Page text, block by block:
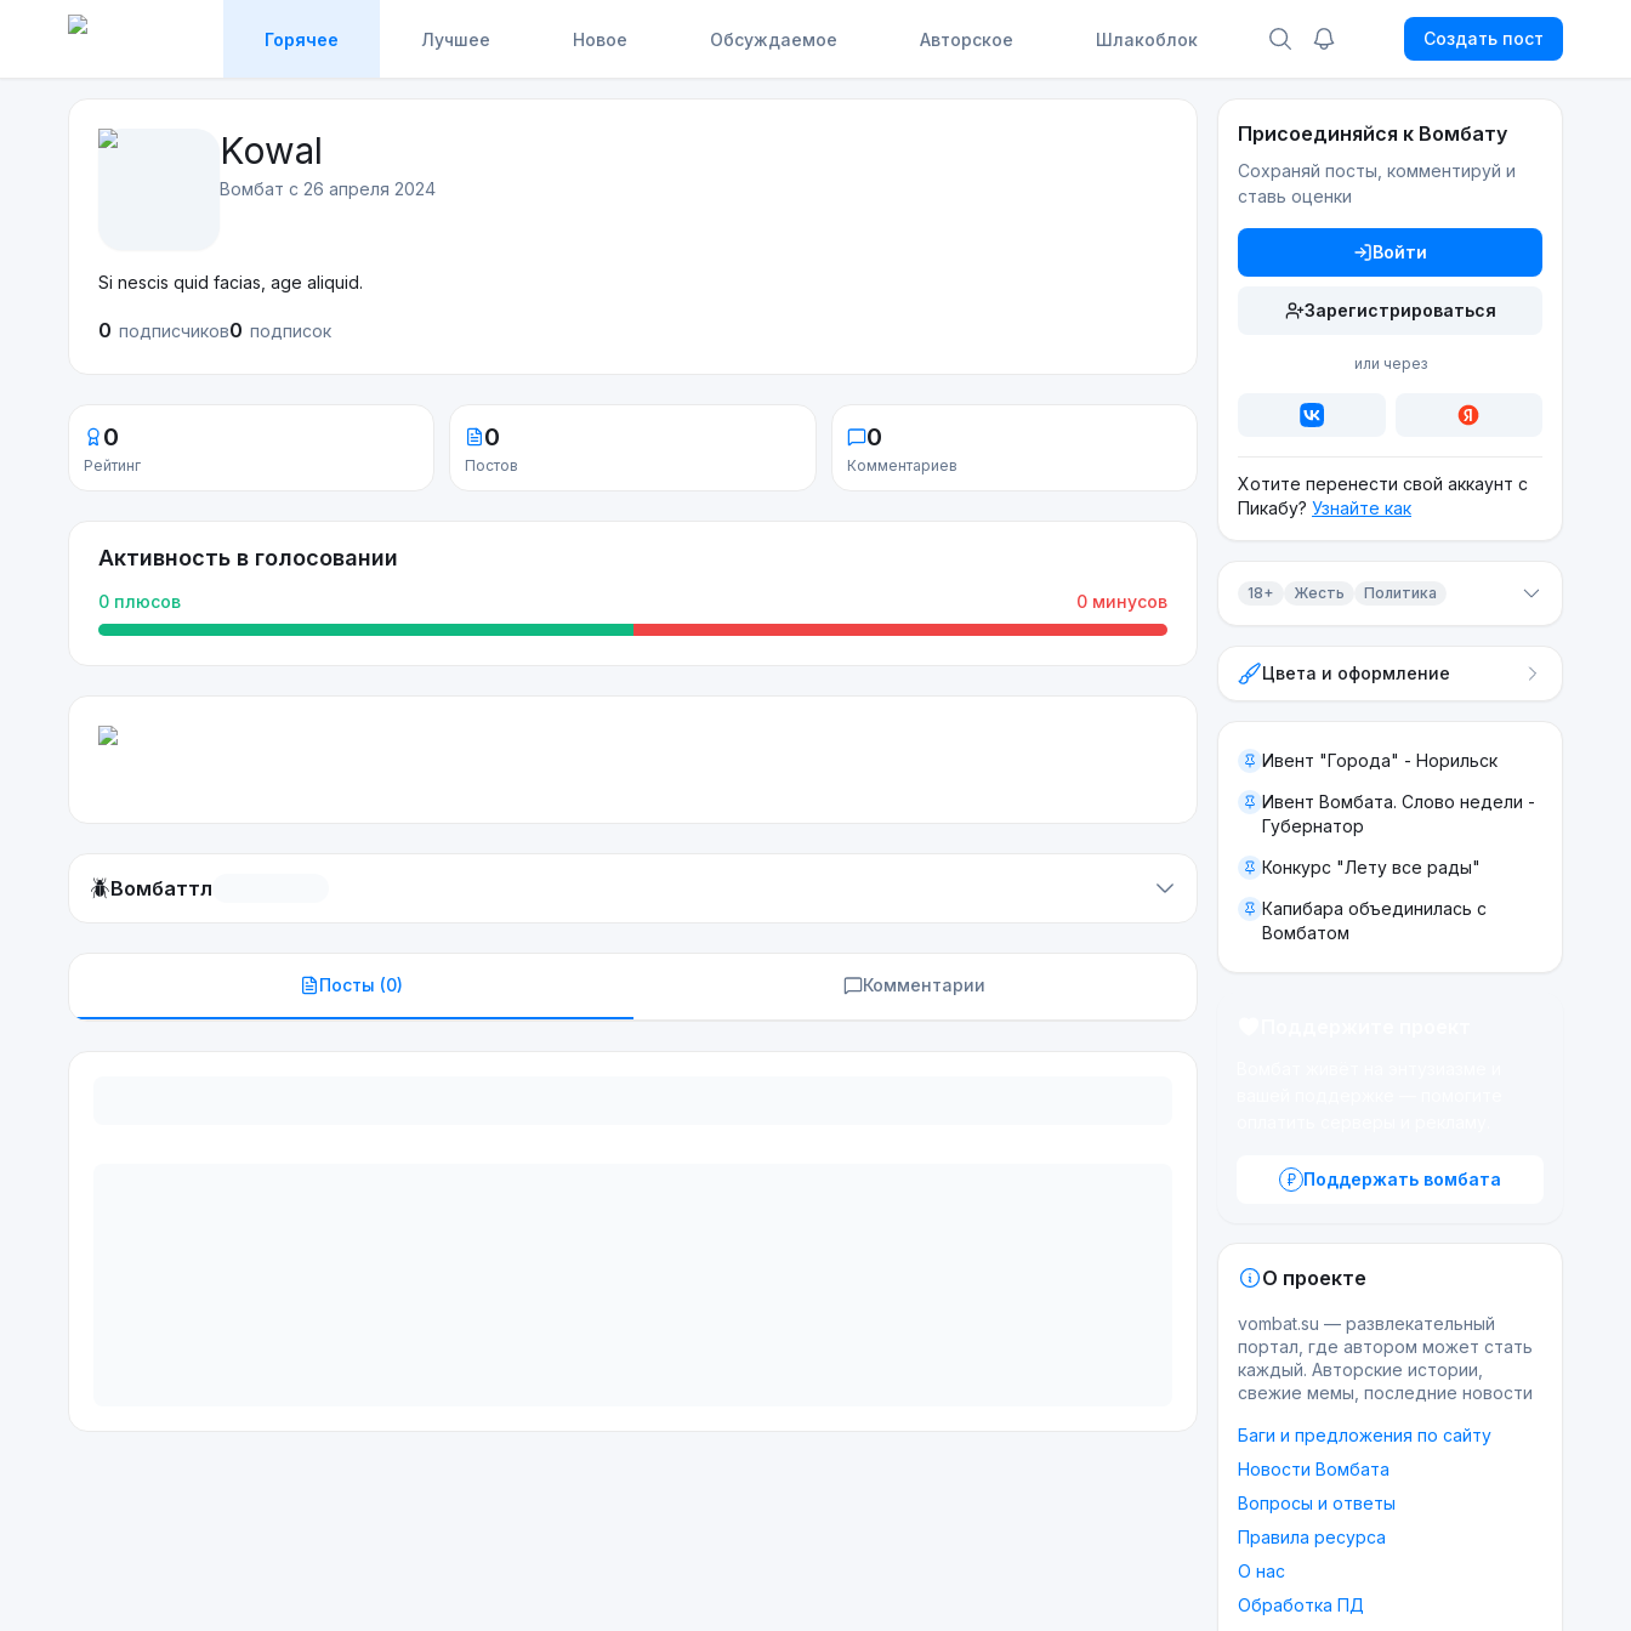
Горячее Лучшее Новое Обсуждаемое Авторское Шлакоблок Создать пост
Kowal
Вомбат с 26 апреля 2024
Si nescis quid facias, age aliquid.
0 подписчиков0 подписок
0
Рейтинг
0
Постов
0
Комментариев
Активность в голосовании
0 плюсов 0 минусов
🪲Вомбаттл
Посты (0) Комментарии
Присоединяйся к Вомбату
Сохраняй посты, комментируй и
ставь оценки
Войти
Зарегистрироваться
или через
Хотите перенести свой аккаунт с
Пикабу? Узнайте как
18+ Жесть Политика
ЖестьЦвета и оформление
Ивент "Города" - Норильск
Ивент Вомбата. Слово недели -
Губернатор
Конкурс "Лету все рады"
Капибара объединилась с
Вомбатом
Поддержать вомбата
О проекте
vombat.su — развлекательный
портал, где автором может стать
каждый. Авторские истории,
свежие мемы, последние новости
Баги и предложения по сайту
Новости Вомбата
Вопросы и ответы
Правила ресурса
О нас
Обработка ПД